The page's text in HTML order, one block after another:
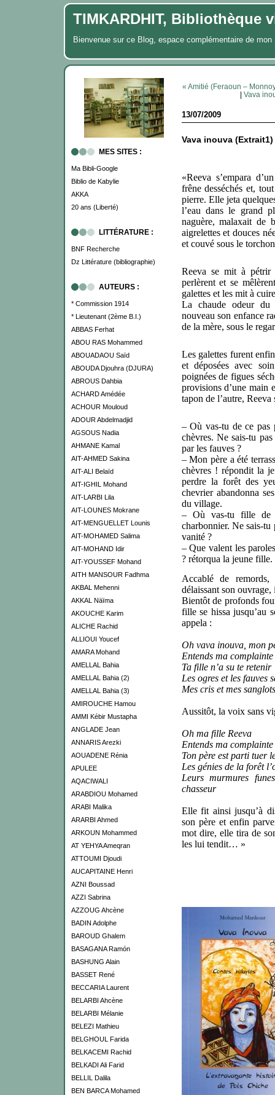
TIMKARDHIT, Bibliothèque
Bienvenue sur ce Blog, espace complémentaire de
MES SITES :
Ma Bibli-Google
Biblio de Kabylie
AKKA
20 ans (Liberté)
LITTÉRATURE :
BNF Recherche
Dz Littérature (bibliographie)
AUTEURS :
* Commission 1914
* Lieutenant (2ème B.I.)
ABBAS Ferhat
ABOU RAS Mohammed
ABOUADAOU Saïd
ABOUDA Djouhra (DJURA)
ABROUS Dahbia
ACHARD Amédée
ACHOUR Mouloud
ADOUR Abdelmadjid
AGSOUS Nadia
AHMANE Kamal
AIT-AHMED Sakina
AIT-ALI Belaïd
AIT-IGHIL Mohand
AIT-LARBI Lila
AIT-LOUNES Mokrane
AIT-MENGUELLET Lounis
AIT-MOHAMED Salima
AIT-MOHAND Idir
AIT-YOUSSEF Mohand
AITH MANSOUR Fadhma
AKBAL Mehenni
AKKAL Näïma
AKOUCHE Karim
ALICHE Rachid
ALLIOUI Youcef
AMARA Mohand
AMELLAL Bahia
AMELLAL Bahia (2)
AMELLAL Bahia (3)
AMIROUCHE Hamou
AMMI Kébir Mustapha
ANGLADE Jean
ANNARIS Arezki
AOUADENE Rénia
APULEE
AQACIWALI
ARABDIOU Mohamed
ARABI Malika
ARARBI Ahmed
ARKOUN Mohammed
AT YEHYA Ameqran
ATTOUMI Djoudi
AUCAPITAINE Henri
AZNI Boussad
AZZI Sabrina
AZZOUG Ahcène
BADIN Adolphe
BAROUD Ghalem
BASAGANA Ramón
BASHUNG Alain
BASSET René
BECCARIA Laurent
BELARBI Ahcène
BELARBI Mélanie
BELEZI Mathieu
BELGHOUL Farida
BELKACEMI Rachid
BELKADI Ali Farid
BELLIL Dalila
BEN BARCA Mohamed
« Amitié (Feraoun –
| Vava
13/07/2009
Vava inouva
«Reeva s’empara
frêne desséchés et,
pierre. Elle jeta
l’eau dans le grand
naguère, malaxait de
aigrelettes et douces
et couvé sous le
Reeva se mit à pétrir
perlèrent et se
galettes et les mit à
La chaude odeur
nouveau son enfance
de la mère, sous le
Les galettes furent
et déposées avec
poignées de figues
provisions d’une main
tapon de l’autre,
– Où vas-tu de ce pas
chèvres. Ne sais-tu
par les fauves ?
– Mon père a été
chèvres ! répondit la
perdre la forêt des
chevrier abandonna
du village.
– Où vas-tu fille de
charbonnier. Ne sais-tu
vanité ?
– Que valent les
? rétorqua la jeune fille.
Accablé de
délaissant son ouvrage,
Bientôt de profonds
fille se hissa jusqu’au
appela :
Oh vava inouva, mon
Entends ma complainte
Ta fille n’a su te retenir
Les ogres et les fauves
Mes cris et mes
Aussitôt, la voix sans
Oh ma fille Reeva
Entends ma complainte
Ton père est parti tuer
Les génies de la forêt
Leurs murmures
chasseur
Elle fit ainsi jusqu’à
son père et enfin
mot dire, elle tira de
les lui tendit… »